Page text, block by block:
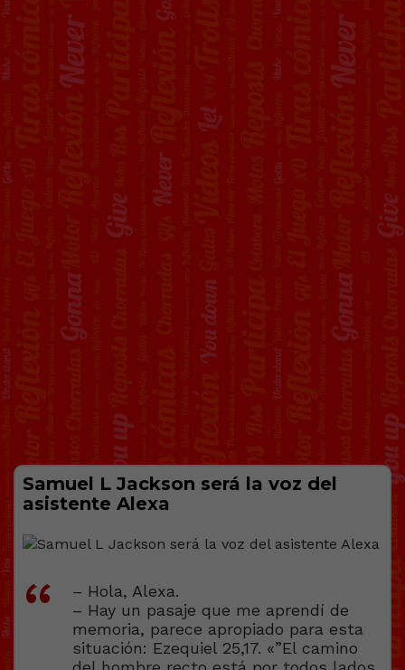
Samuel L Jackson será la voz del
asistente Alexa
– Hola, Alexa.
– Hay un pasaje que me aprendí de
memoria, parece apropiado para esta
situación: Ezequiel 25,17. «”El camino